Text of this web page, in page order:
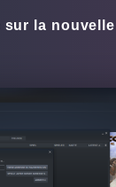
sur la